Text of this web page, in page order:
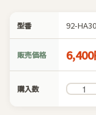
型番 92-
販売価格
購入数